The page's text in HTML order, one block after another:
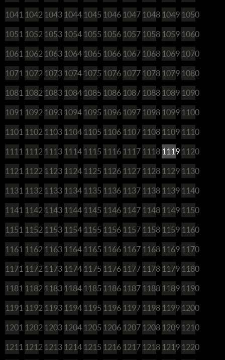
1041 1042 1043 1044 1045 1046 1047 1048 1049 1050
1051 1052 1053 1054 1055 1056 1057 1058 1059 1060
1061 1062 1063 1064 1065 1066 1067 1068 1069 1070
1071 1072 1073 1074 1075 1076 1077 1078 1079 1080
1081 1082 1083 1084 1085 1086 1087 1088 1089 1090
1091 1092 1093 1094 1095 1096 1097 1098 1099 1100
1101 1102 1103 1104 1105 1106 1107 1108 1109 1110
1111 1112 1113 1114 1115 1116 1117 1118 1119 1120
1121 1122 1123 1124 1125 1126 1127 1128 1129 1130
1131 1132 1133 1134 1135 1136 1137 1138 1139 1140
1141 1142 1143 1144 1145 1146 1147 1148 1149 1150
1151 1152 1153 1154 1155 1156 1157 1158 1159 1160
1161 1162 1163 1164 1165 1166 1167 1168 1169 1170
1171 1172 1173 1174 1175 1176 1177 1178 1179 1180
1181 1182 1183 1184 1185 1186 1187 1188 1189 1190
1191 1192 1193 1194 1195 1196 1197 1198 1199 1200
1201 1202 1203 1204 1205 1206 1207 1208 1209 1210
1211 1212 1213 1214 1215 1216 1217 1218 1219 1220